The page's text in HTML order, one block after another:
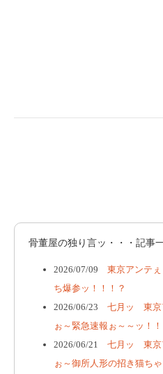
骨董屋の独り言ッ・・・記事
2026/07/09 東京アンテ
ち爆参ッ！！！？
2026/06/23 七月ッ 東京
ぉ～緊急速報ぉ～～ッ！！
2026/06/21 七月ッ 東京
ぉ～御所人形の招き猫ちゃ